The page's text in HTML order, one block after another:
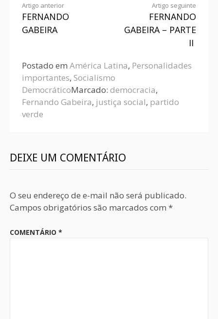
Artigo anterior
FERNANDO
GABEIRA
Artigo seguinte
FERNANDO
GABEIRA – PARTE
II
Postado em América Latina, Personalidades
importantes, Socialismo
DemocráticoMarcado: democracia,
Fernando Gabeira, justiça social, partido
verde
DEIXE UM COMENTÁRIO
O seu endereço de e-mail não será publicado.
Campos obrigatórios são marcados com *
COMENTÁRIO *